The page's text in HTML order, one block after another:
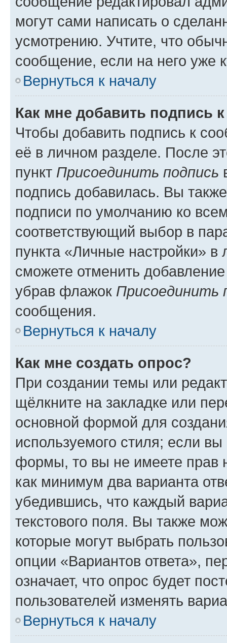
могут сами написать о
усмотрению. Учтите, что
сообщение, если на него уже
Вернуться к началу
Как мне добавить подпись
Чтобы добавить подпись к
её в личном разделе. После
пункт Присоединить подпись
подпись добавилась. Вы
подписи по умолчанию ко
соответствующий выбор в
пункта «Личные настройки»
сможете отменить
убрав флажок Присоединить
сообщения.
Вернуться к началу
Как мне создать опрос?
При создании темы или
щёлкните на закладке или
основной формой для
используемого стиля; если
формы, то вы не имеете прав
как минимум два варианта
убедившись, что каждый
текстового поля. Вы также
которые могут выбрать
опции «Вариантов ответа»,
означает, что опрос будет
пользователей изменять
Вернуться к началу